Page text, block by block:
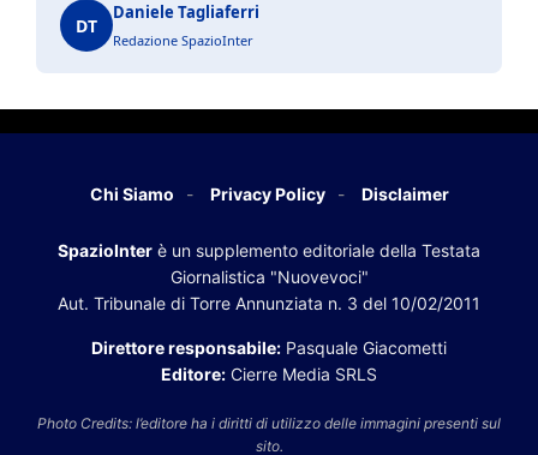
DT
Daniele Tagliaferri
Redazione SpazioInter
Chi Siamo Privacy Policy Disclaimer
SpazioInter è un supplemento editoriale della Testata
Giornalistica "Nuovevoci"
Aut. Tribunale di Torre Annunziata n. 3 del 10/02/2011
Direttore responsabile: Pasquale Giacometti
Editore: Cierre Media SRLS
Photo Credits: l’editore ha i diritti di utilizzo delle immagini presenti sul
sito.